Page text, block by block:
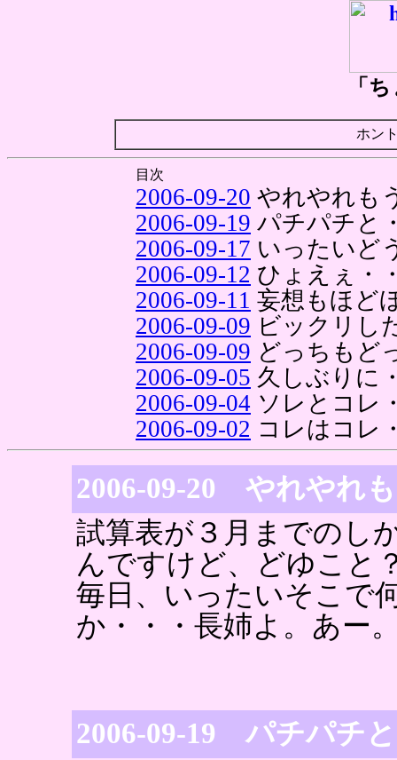
「
ホン
目次
2006-09-20 やれやれも
2006-09-19 パチパチと
2006-09-17 いったいど
2006-09-12 ひょえぇ・
2006-09-11 妄想もほど
2006-09-09 ビックリし
2006-09-09 どっちもど
2006-09-05 久しぶりに
2006-09-04 ソレとコレ
2006-09-02 コレはコレ
2006-09-20 やれやれ
試算表が３月までのし
んですけど、どゆこと
毎日、いったいそこで
か・・・長姉よ。あー
2006-09-19 パチパチ